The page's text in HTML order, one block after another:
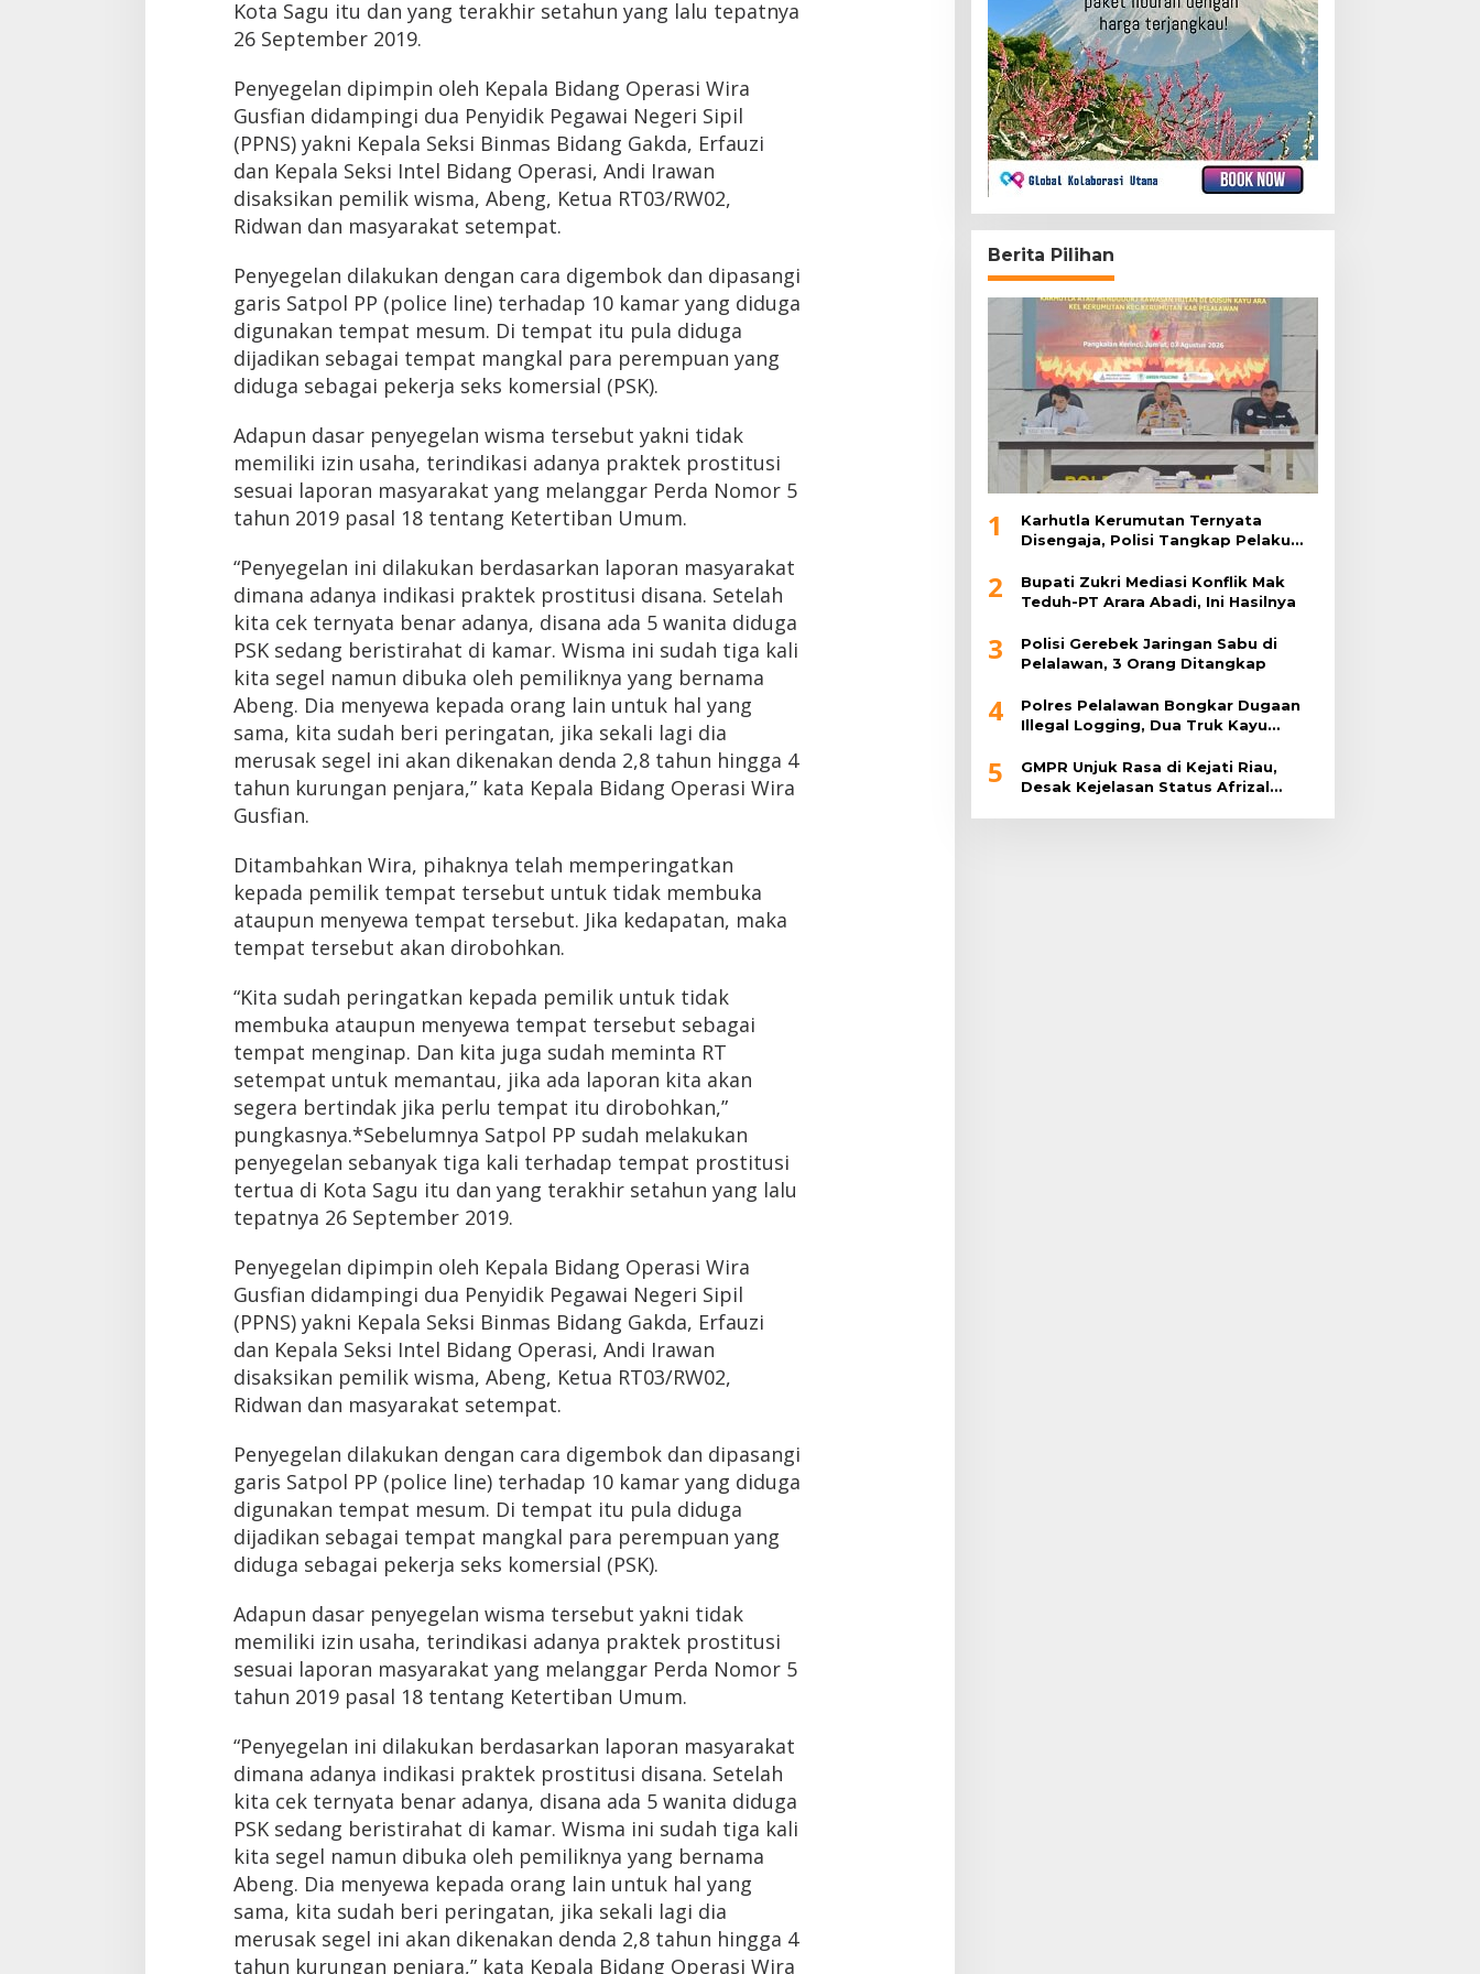
Kota Sagu itu dan yang terakhir setahun yang lalu tepatnya
26 September 2019.
Penyegelan dipimpin oleh Kepala Bidang Operasi Wira
Gusfian didampingi dua Penyidik Pegawai Negeri Sipil
(PPNS) yakni Kepala Seksi Binmas Bidang Gakda, Erfauzi
dan Kepala Seksi Intel Bidang Operasi, Andi Irawan
disaksikan pemilik wisma, Abeng, Ketua RT03/RW02,
Ridwan dan masyarakat setempat.
Penyegelan dilakukan dengan cara digembok dan dipasangi
garis Satpol PP (police line) terhadap 10 kamar yang diduga
digunakan tempat mesum. Di tempat itu pula diduga
dijadikan sebagai tempat mangkal para perempuan yang
diduga sebagai pekerja seks komersial (PSK).
Adapun dasar penyegelan wisma tersebut yakni tidak
memiliki izin usaha, terindikasi adanya praktek prostitusi
sesuai laporan masyarakat yang melanggar Perda Nomor 5
tahun 2019 pasal 18 tentang Ketertiban Umum.
“Penyegelan ini dilakukan berdasarkan laporan masyarakat
dimana adanya indikasi praktek prostitusi disana. Setelah
kita cek ternyata benar adanya, disana ada 5 wanita diduga
PSK sedang beristirahat di kamar. Wisma ini sudah tiga kali
kita segel namun dibuka oleh pemiliknya yang bernama
Abeng. Dia menyewa kepada orang lain untuk hal yang
sama, kita sudah beri peringatan, jika sekali lagi dia
merusak segel ini akan dikenakan denda 2,8 tahun hingga 4
tahun kurungan penjara,” kata Kepala Bidang Operasi Wira
Gusfian.
Ditambahkan Wira, pihaknya telah memperingatkan
kepada pemilik tempat tersebut untuk tidak membuka
ataupun menyewa tempat tersebut. Jika kedapatan, maka
tempat tersebut akan dirobohkan.
“Kita sudah peringatkan kepada pemilik untuk tidak
membuka ataupun menyewa tempat tersebut sebagai
tempat menginap. Dan kita juga sudah meminta RT
setempat untuk memantau, jika ada laporan kita akan
segera bertindak jika perlu tempat itu dirobohkan,”
pungkasnya.*Sebelumnya Satpol PP sudah melakukan
penyegelan sebanyak tiga kali terhadap tempat prostitusi
tertua di Kota Sagu itu dan yang terakhir setahun yang lalu
tepatnya 26 September 2019.
Penyegelan dipimpin oleh Kepala Bidang Operasi Wira
Gusfian didampingi dua Penyidik Pegawai Negeri Sipil
(PPNS) yakni Kepala Seksi Binmas Bidang Gakda, Erfauzi
dan Kepala Seksi Intel Bidang Operasi, Andi Irawan
disaksikan pemilik wisma, Abeng, Ketua RT03/RW02,
Ridwan dan masyarakat setempat.
Penyegelan dilakukan dengan cara digembok dan dipasangi
garis Satpol PP (police line) terhadap 10 kamar yang diduga
digunakan tempat mesum. Di tempat itu pula diduga
dijadikan sebagai tempat mangkal para perempuan yang
diduga sebagai pekerja seks komersial (PSK).
Adapun dasar penyegelan wisma tersebut yakni tidak
memiliki izin usaha, terindikasi adanya praktek prostitusi
sesuai laporan masyarakat yang melanggar Perda Nomor 5
tahun 2019 pasal 18 tentang Ketertiban Umum.
“Penyegelan ini dilakukan berdasarkan laporan masyarakat
dimana adanya indikasi praktek prostitusi disana. Setelah
kita cek ternyata benar adanya, disana ada 5 wanita diduga
PSK sedang beristirahat di kamar. Wisma ini sudah tiga kali
kita segel namun dibuka oleh pemiliknya yang bernama
Abeng. Dia menyewa kepada orang lain untuk hal yang
sama, kita sudah beri peringatan, jika sekali lagi dia
merusak segel ini akan dikenakan denda 2,8 tahun hingga 4
tahun kurungan penjara,” kata Kepala Bidang Operasi Wira
Berita Pilihan
1
Karhutla Kerumutan Ternyata
Disengaja, Polisi Tangkap Pelaku
2
Bupati Zukri Mediasi Konflik Mak
Teduh-PT Arara Abadi, Ini Hasilnya
3
Polisi Gerebek Jaringan Sabu di
Pelalawan, 3 Orang Ditangkap
4
Polres Pelalawan Bongkar Dugaan
Illegal Logging, Dua Truk Kayu
5
GMPR Unjuk Rasa di Kejati Riau,
Desak Kejelasan Status Afrizal